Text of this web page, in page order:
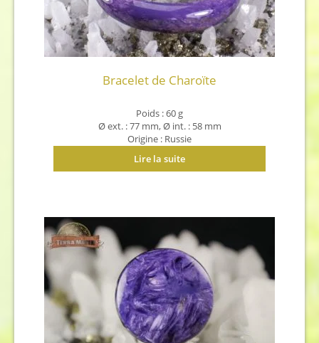
Bracelet de Charoïte
Poids : 60 g
Ø ext. : 77 mm,Ø int. : 58 mm
Origine : Russie
Lire la suite